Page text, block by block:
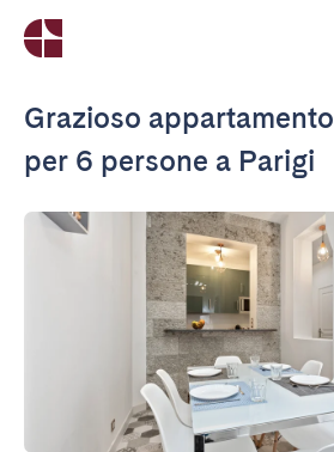
Grazioso appartamento
per 6 persone a Parigi